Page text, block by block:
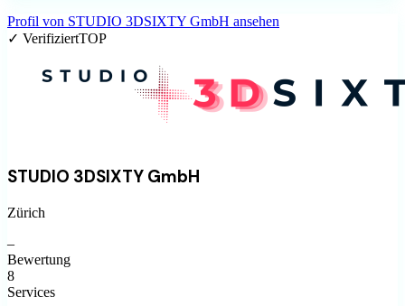
Profil von STUDIO 3DSIXTY GmbH ansehen
✓ VerifiziertTOP
STUDIO 3DSIXTY GmbH
Zürich
–
Bewertung
8
Services